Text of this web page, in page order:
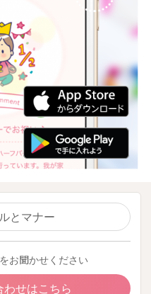
とマナー
お聞かせください
せはこちら